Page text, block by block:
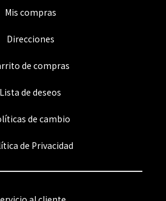
Mis compras
Direcciones
de compras
Lista de deseos
de cambio
de Privacidad